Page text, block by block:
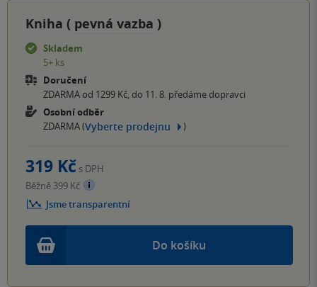
Kniha ( pevná vazba )
Skladem
5+ ks
Doručení
ZDARMA od 1299 Kč, do 11. 8. předáme dopravci
Osobní odběr
ZDARMA (Vyberte prodejnu )
Do košíku
319 Kč s DPH
Běžně 399 Kč
Jsme transparentní